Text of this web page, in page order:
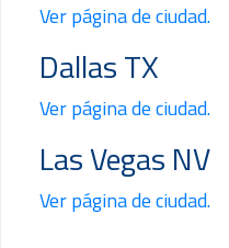
Ver página de ciudad.
Dallas TX
Ver página de ciudad.
Las Vegas NV
Ver página de ciudad.